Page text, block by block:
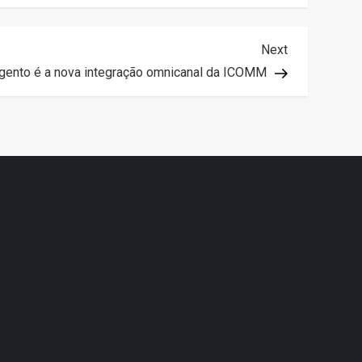
Next
Post
Next
é a nova integração omnicanal da ICOMM